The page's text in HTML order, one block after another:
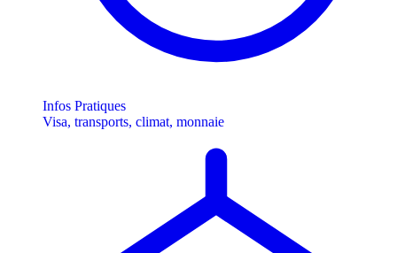
Infos Pratiques
Visa, transports, climat, monnaie